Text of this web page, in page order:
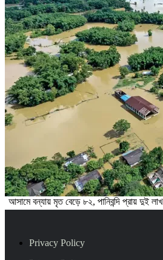
আসামে বন্যায় মৃত বেড়ে ৮২, পানিবন্দি প্রায় দুই লাখ
Privacy Policy